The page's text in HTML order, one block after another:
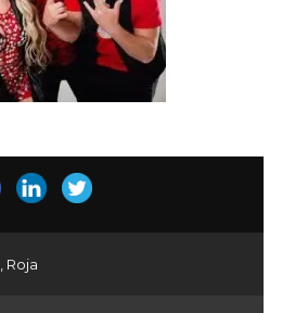
Roja